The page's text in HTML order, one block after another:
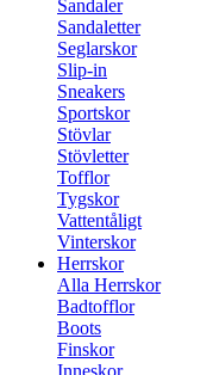
Sandaler
Sandaletter
Seglarskor
Slip-in
Sneakers
Sportskor
Stövlar
Stövletter
Tofflor
Tygskor
Vattentåligt
Vinterskor
Herrskor
Alla Herrskor
Badtofflor
Boots
Finskor
Inneskor